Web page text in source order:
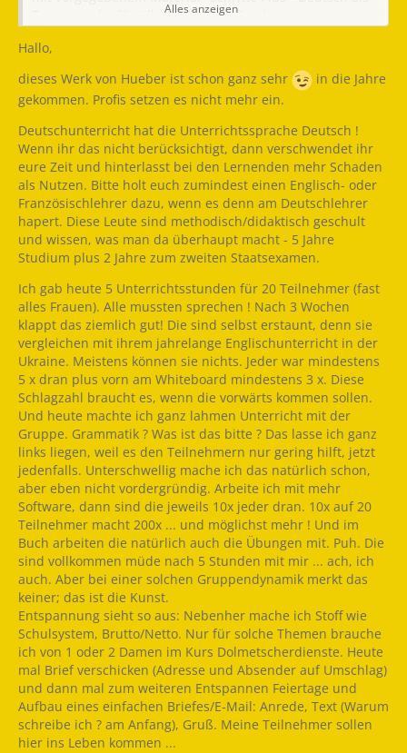
Zweitsprache für Alltag und Beruf" geben.
förmlicher Anrede unterschieden und dieser
Unterschied zieht sich auch weiter durch das Buch.
Wird im Ukrainischen auch zwischen "Du" und "Sie"
unterschieden?
Hier habe ich versucht, den Unterschied aufzuzeigen, ist
das so verständlich, oder kann man das besser
beschreiben?
Viele Grüße,
Senta
Wie heißt
du?
друзів)
Sie?
незнайомцям)
Alles anzeigen
Hallo,
dieses Werk von Hueber ist schon ganz sehr
in die Jahre
gekommen. Profis setzen es nicht mehr ein.
Deutschunterricht hat die Unterrichtssprache Deutsch !
Wenn ihr das nicht berücksichtigt, dann verschwendet ihr
eure Zeit und hinterlasst bei den Lernenden mehr Schaden
als Nutzen. Bitte holt euch zumindest einen Englisch- oder
Französischlehrer dazu, wenn es denn am Deutschlehrer
hapert. Diese Leute sind methodisch/didaktisch geschult
und wissen, was man da überhaupt macht - 5 Jahre
Studium plus 2 Jahre zum zweiten Staatsexamen.
Ich gab heute 5 Unterrichtsstunden für 20 Teilnehmer (fast
alles Frauen). Alle mussten sprechen ! Nach 3 Wochen
klappt das ziemlich gut! Die sind selbst erstaunt, denn sie
vergleichen mit ihrem jahrelange Englischunterricht in der
Ukraine. Meistens können sie nichts. Jeder war mindestens
5 x dran plus vorn am Whiteboard mindestens 3 x. Diese
Schlagzahl braucht es, wenn die vorwärts kommen sollen.
Und heute machte ich ganz lahmen Unterricht mit der
Gruppe. Grammatik ? Was ist das bitte ? Das lasse ich ganz
links liegen, weil es den Teilnehmern nur gering hilft, jetzt
jedenfalls. Unterschwellig mache ich das natürlich schon,
aber eben nicht vordergründig. Arbeite ich mit mehr
Software, dann sind die jeweils 10x jeder dran. 10x auf 20
Teilnehmer macht 200x ... und möglichst mehr ! Und im
Buch arbeiten die natürlich auch die Übungen mit. Puh. Die
sind vollkommen müde nach 5 Stunden mit mir ... ach, ich
auch. Aber bei einer solchen Gruppendynamik merkt das
keiner; das ist die Kunst.
Entspannung sieht so aus: Nebenher mache ich Stoff wie
Schulsystem, Brutto/Netto. Nur für solche Themen brauche
ich von 1 oder 2 Damen im Kurs Dolmetscherdienste. Heute
mal Brief verschicken (Adresse und Absender auf Umschlag)
und dann mal zum weiteren Entspannen Feiertage und
Aufbau eines einfachen Briefes/E-Mail: Anrede, Text (Warum
schreibe ich ? am Anfang), Gruß. Meine Teilnehmer sollen
hier ins Leben kommen ...